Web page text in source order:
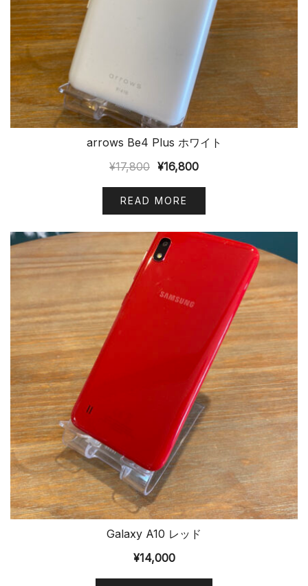
arrows Be4 Plus ホワイト
¥17,800 ¥16,800
READ MORE
Galaxy A10 レッド
¥14,000